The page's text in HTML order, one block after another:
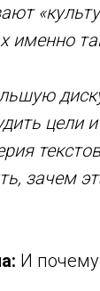
именно
цели
зачем
И